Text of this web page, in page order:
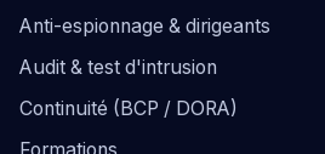
Anti-espionnage & dirigeants
Audit & test d'intrusion
Continuité (BCP / DORA)